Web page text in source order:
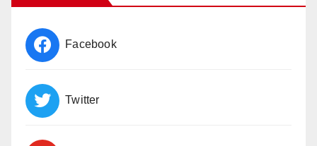
Facebook
Twitter